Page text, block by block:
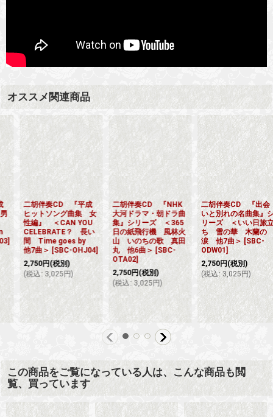
オススメ関連商品
二胡伴奏CD 『中華
アニメ曲集』シリー
ズ ＜彩雲国物語 十
二幻夢曲 遥かなる想
い 暁 緑龍,月影のエ
レジー 縁-YUAN-
他4曲＞ [SBC-
OCAM07]
税込
二胡伴奏CD 『くつ
ろぎのアダージョ』第
一ポジションで弾ける
アレンジ曲集 ＜竹田
の子守唄 悲愴第２楽
章 贈る言葉 他12曲
SBC-OKAD05
2,750円(税別)
税込: 3,025円)
二胡伴奏CD 『懐か
しのヒットソング
Vol.1 80年〜90年
代』 ＜もうひとつの
土曜日 難破船 ワイ
ンレッドの心 木枯し
に抱かれて 浪漫飛
行 I LOVE YOU 他4
曲＞ [SBC-
ONHV0109
2,750
円 (税別)
税込 : 3,025 円)
この商品をご覧になっている人は、こんな商品も閲
覧、買っています